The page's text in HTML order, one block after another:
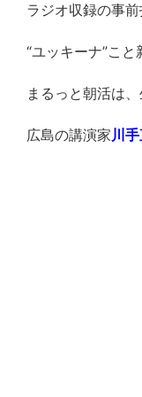
ラジオ収録の事
“ユッキーナ”こ
まるっと朝活は
広島の講演家 川